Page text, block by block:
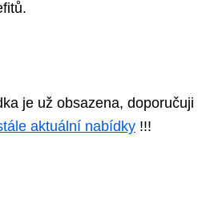
je už obsazena, doporučuji
aktuální nabídky !!!